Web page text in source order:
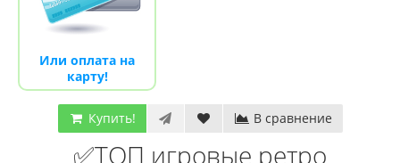
Или оплата на
карту!
Купить! В сравнение
✅ТОП игровые ретро